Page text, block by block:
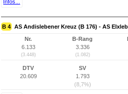
Infos...
B 4 AS Andislebener Kreuz (B 176) - AS
Nr.
6.133
(3.448)
B-Rang
3.336
(1.082)
DTV
20.609
SV
1.793
(8,7%)